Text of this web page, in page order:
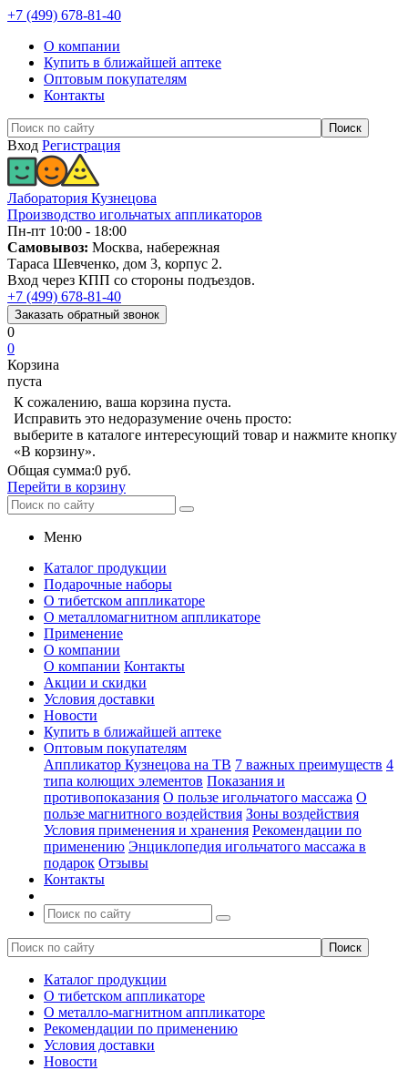
+7 (499) 678-81-40
О компании
Купить в ближайшей аптеке
Оптовым покупателям
Контакты
Вход Регистрация
Лаборатория Кузнецова
Производство игольчатых аппликаторов
Пн-пт 10:00 - 18:00
Самовывоз: Москва, набережная
Тараса Шевченко, дом 3, корпус 2.
Вход через КПП со стороны подъездов.
+7 (499) 678-81-40
Заказать обратный звонок
0
0
Корзина
пуста
К сожалению, ваша корзина пуста.
Исправить это недоразумение очень просто:
выберите в каталоге интересующий товар и нажмите кнопку
«В корзину».
Общая сумма:0 руб.
Перейти в корзину
Меню
Каталог продукции
Подарочные наборы
О тибетском аппликаторе
О металломагнитном аппликаторе
Применение
О компании
О компании Контакты
Акции и скидки
Условия доставки
Новости
Купить в ближайшей аптеке
Оптовым покупателям
Аппликатор Кузнецова на ТВ 7 важных преимуществ 4
типа колющих элементов Показания и
противопоказания О пользе игольчатого массажа О
пользе магнитного воздействия Зоны воздействия
Условия применения и хранения Рекомендации по
применению Энциклопедия игольчатого массажа в
подарок Отзывы
Контакты
Каталог продукции
О тибетском аппликаторе
О металло-магнитном аппликаторе
Рекомендации по применению
Условия доставки
Новости